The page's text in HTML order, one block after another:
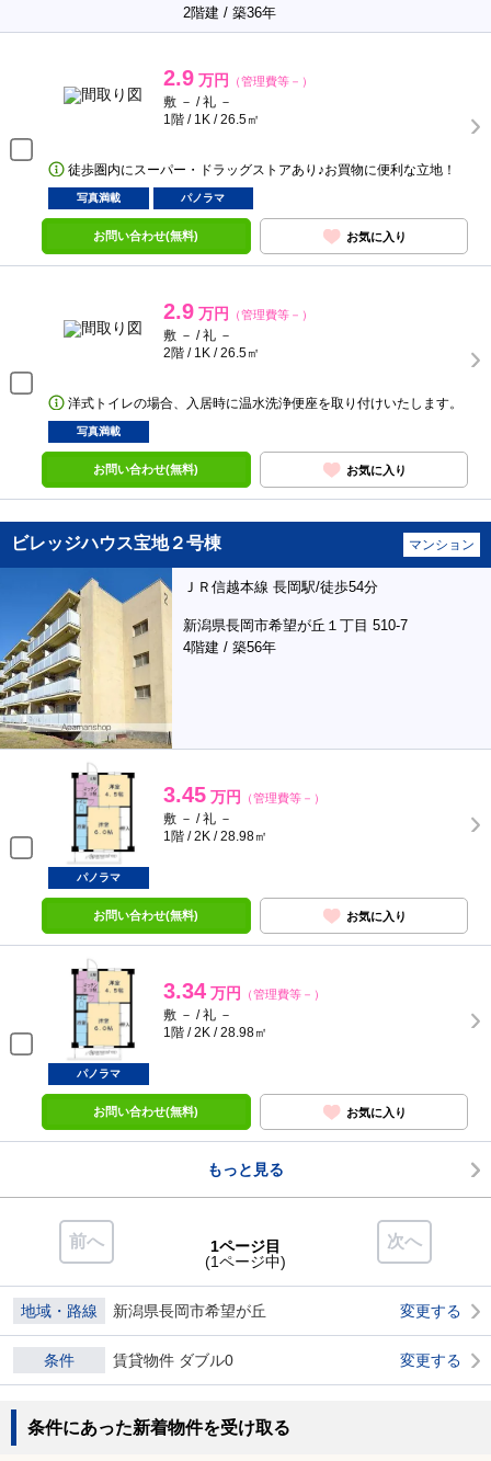
2階建 / 築36年
2.9 万円 （管理費等－）
敷 － / 礼 －
1階 / 1K / 26.5㎡
徒歩圏内にスーパー・ドラッグストアあり♪お買物に便利な立地！
写真満載 パノラマ
お問い合わせ(無料) お気に入り
2.9 万円 （管理費等－）
敷 － / 礼 －
2階 / 1K / 26.5㎡
洋式トイレの場合、入居時に温水洗浄便座を取り付けいたします。
写真満載
お問い合わせ(無料) お気に入り
ビレッジハウス宝地２号棟 マンション
ＪＲ信越本線 長岡駅/徒歩54分
新潟県長岡市希望が丘１丁目 510-7
4階建 / 築56年
3.45 万円 （管理費等－）
敷 － / 礼 －
1階 / 2K / 28.98㎡
パノラマ
お問い合わせ(無料) お気に入り
3.34 万円 （管理費等－）
敷 － / 礼 －
1階 / 2K / 28.98㎡
パノラマ
お問い合わせ(無料) お気に入り
もっと見る
前へ 次へ
1ページ目
(1ページ中)
地域・路線 新潟県長岡市希望が丘 変更する
条件 賃貸物件 ダブル0 変更する
条件にあった新着物件を受け取る